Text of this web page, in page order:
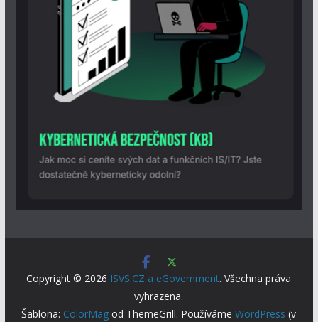
Copyright © 2026 ISVS.CZ a eGovernment. Všechna práva
vyhrazena.
Šablona: ColorMag od ThemeGrill. PoužívámeWordPress (v